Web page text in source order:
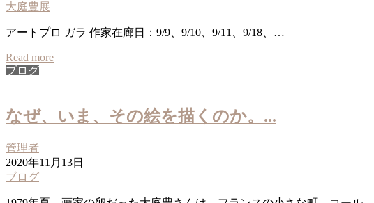
大庭豊展
アートプロ ガラ 作家在廊日：9/9、9/10、9/11、9/18、…
Read more
ブログ
なぜ、いま、その絵を描くのか。...
管理者
2020年11月13日
ブログ